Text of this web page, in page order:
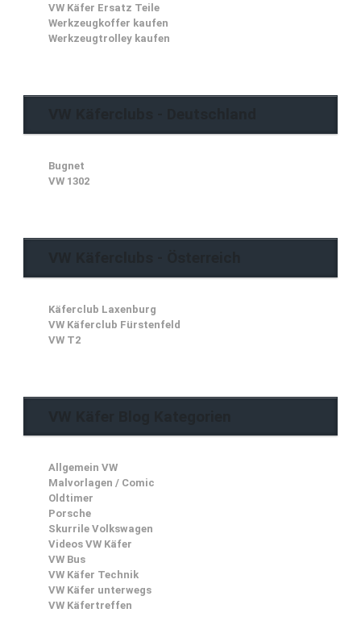
VW Käfer Ersatz Teile
Werkzeugkoffer kaufen
Werkzeugtrolley kaufen
Bugnet
VW 1302
Käferclub Laxenburg
VW Käferclub Fürstenfeld
VW T2
Allgemein VW
Malvorlagen / Comic
Oldtimer
Porsche
Skurrile Volkswagen
Videos VW Käfer
VW Bus
VW Käfer Technik
VW Käfer unterwegs
VW Käfertreffen